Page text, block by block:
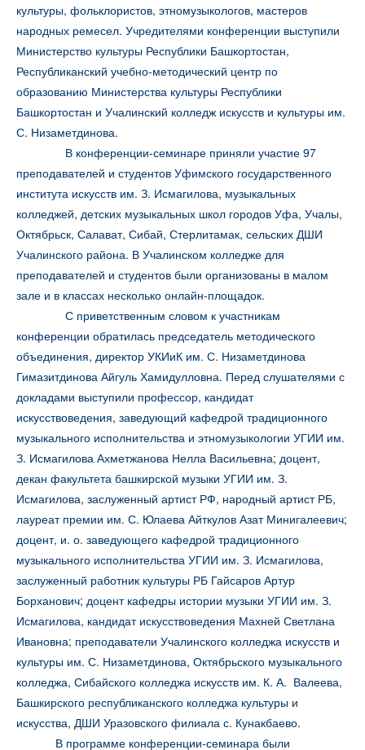
культуры, фольклористов, этномузыкологов, мастеров
народных ремесел. Учредителями конференции выступили
Министерство культуры Республики Башкортостан,
Республиканский учебно-методический центр по
образованию Министерства культуры Республики
Башкортостан и Учалинский колледж искусств и культуры им.
С. Низаметдинова.
В конференции-семинаре приняли участие 97
преподавателей и студентов Уфимского государственного
института искусств им. З. Исмагилова, музыкальных
колледжей, детских музыкальных школ городов Уфа, Учалы,
Октябрьск, Салават, Сибай, Стерлитамак, сельских ДШИ
Учалинского района. В Учалинском колледже для
преподавателей и студентов были организованы в малом
зале и в классах несколько онлайн-площадок.
С приветственным словом к участникам
конференции обратилась председатель методического
объединения, директор УКИиК им. С. Низаметдинова
Гимазитдинова Айгуль Хамидулловна. Перед слушателями с
докладами выступили профессор, кандидат
искусствоведения, заведующий кафедрой традиционного
музыкального исполнительства и этномузыкологии УГИИ им.
З. Исмагилова Ахметжанова Нелла Васильевна; доцент,
декан факультета башкирской музыки УГИИ им. З.
Исмагилова, заслуженный артист РФ, народный артист РБ,
лауреат премии им. С. Юлаева Айткулов Азат Минигалеевич;
доцент, и. о. заведующего кафедрой традиционного
музыкального исполнительства УГИИ им. З. Исмагилова,
заслуженный работник культуры РБ Гайсаров Артур
Борханович; доцент кафедры истории музыки УГИИ им. З.
Исмагилова, кандидат искусствоведения Махней Светлана
Ивановна; преподаватели Учалинского колледжа искусств и
культуры им. С. Низаметдинова, Октябрьского музыкального
колледжа, Сибайского колледжа искусств им. К. А. Валеева,
Башкирского республиканского колледжа культуры и
искусства, ДШИ Уразовского филиала с. Кунакбаево.
В программе конференции-семинара были